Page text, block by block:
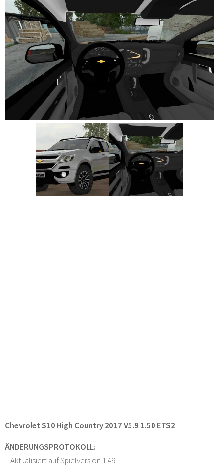
Chevrolet S10 High Country 2017 V5.9 1.50 ETS2
ÄNDERUNGSPROTOKOLL:
– Aktualisiert auf Spielversion 1.49